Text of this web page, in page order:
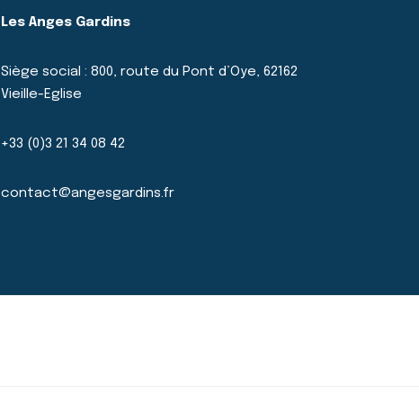
Les Anges Gardins
Siège social : 800, route du Pont d’Oye, 62162
Vieille-Eglise
+33 (0)3 21 34 08 42
contact@angesgardins.fr